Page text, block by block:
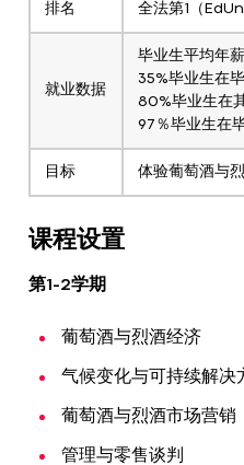
排名 全法第1（
就业数据
毕业生平均年
35%毕业生在
80%毕业生在
97％毕业生在
目标 体验葡萄酒与
课程设置
第1-2学期
葡萄酒与烈酒经济
气候变化与可持续解决
葡萄酒与烈酒市场营销
管理与零售谈判